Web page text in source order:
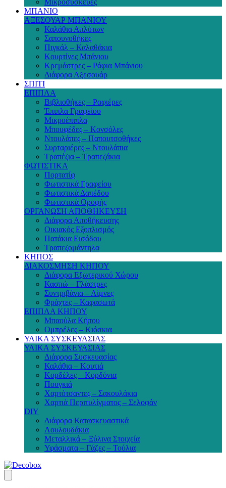
Μικροσυσκευές
ΜΠΑΝΙΟ
ΑΞΕΣΟΥΑΡ ΜΠΑΝΙΟΥ
Καλάθια Απλύτων
Σαπουνοθήκες
Πιγκάλ – Καλαθάκια
Κουρτίνες Μπάνιου
Κρεμάστρες – Ράφια Μπάνιου
Διάφορα Αξεσουάρ
ΣΠΙΤΙ
ΕΠΙΠΛΑ
Βιβλιοθήκες – Ραφιέρες
Έπιπλα Γραφείου
Μικροέπιπλα
Μπουφέδες – Κονσόλες
Ντουλάπες – Παπουτσοθήκες
Συρταριέρες – Ντουλάπια
Τραπέζια – Τραπεζάκια
ΦΩΤΙΣΤΙΚΑ
Πορτατίφ
Φωτιστικά Γραφείου
Φωτιστικά Δαπέδου
Φωτιστικά Οροφής
ΟΡΓΑΝΩΣΗ ΑΠΟΘΗΚΕΥΣΗ
Διάφορα Αποθήκευσης
Οικιακός Εξοπλισμός
Πατάκια Εισόδου
Τραπεζομάντηλα
ΚΗΠΟΣ
ΔΙΑΚΟΣΜΗΣΗ ΚΗΠΟΥ
Διάφορα Εξωτερικού Χώρου
Κασπώ – Γλάστρες
Συντριβάνια – Λίμνες
Φράχτες – Καφασωτά
ΕΠΙΠΛΑ ΚΗΠΟΥ
Μπαούλα Κήπου
Ομπρέλες – Κιόσκια
ΥΛΙΚΑ ΣΥΣΚΕΥΑΣΙΑΣ
ΥΛΙΚΑ ΣΥΣΚΕΥΑΣΙΑΣ
Διάφορα Συσκευασίας
Καλάθια – Κουτιά
Κορδέλες – Κορδόνια
Πουγκιά
Χαρτότσαντες – Σακουλάκια
Χαρτιά Περιτυλίγματος – Σελοφάν
DIY
Διάφορα Κατασκευαστικά
Λουλουδάκια
Μεταλλικά – Ξύλινα Στοιχεία
Υφάσματα – Γάζες – Τούλια